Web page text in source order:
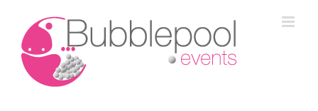
contenu